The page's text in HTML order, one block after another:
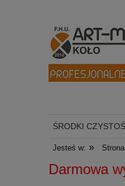
ŚRODKI
Jesteś w: »